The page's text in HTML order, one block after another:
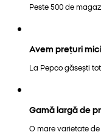
Peste 500 de
Avem prețuri mici
La Pepco găsești
Gamă largă de
O mare varietate